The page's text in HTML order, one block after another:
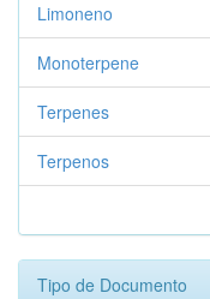
Limoneno
Monoterpene
Terpenes
Terpenos
Tipo de Documento